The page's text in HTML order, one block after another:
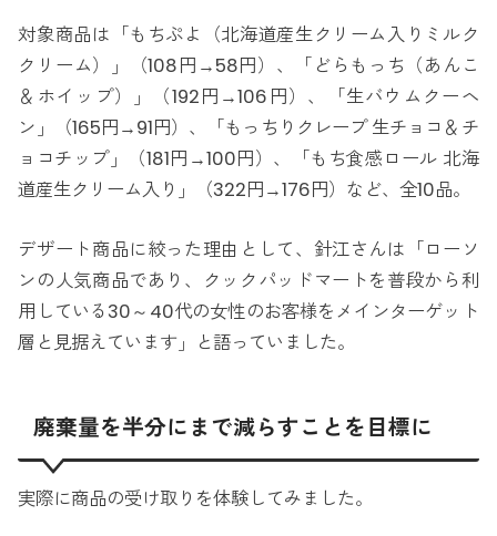
対象商品は「もちぷよ（北海道産生クリーム入りミルク
クリーム）」（108円→58円）、「どらもっち（あんこ
＆ホイップ）」（192円→106円）、「生バウムクーヘ
ン」（165円→91円）、「もっちりクレープ 生チョコ＆チ
ョコチップ」（181円→100円）、「もち食感ロール 北海
道産生クリーム入り」（322円→176円）など、全10品。
デザート商品に絞った理由として、針江さんは「ローソ
ンの人気商品であり、クックパッドマートを普段から利
用している30～40代の女性のお客様をメインターゲット
層と見据えています」と語っていました。
廃棄量を半分にまで減らすことを目標に
実際に商品の受け取りを体験してみました。